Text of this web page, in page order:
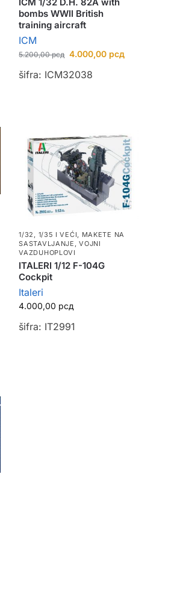
bombs WWII British
training aircraft
ICM
5.200,00рсд 4.000,00 рсд
šifra: ICM32038
1/32, 1/35 I VEĆI
MAKETE NA
SASTAVLJANJE
,VOJNI
VAZDUHOPLOVI
ITALERI 1/12 F-104G
Cockpit
Italeri
4.000,00 рсд
šifra: IT2991